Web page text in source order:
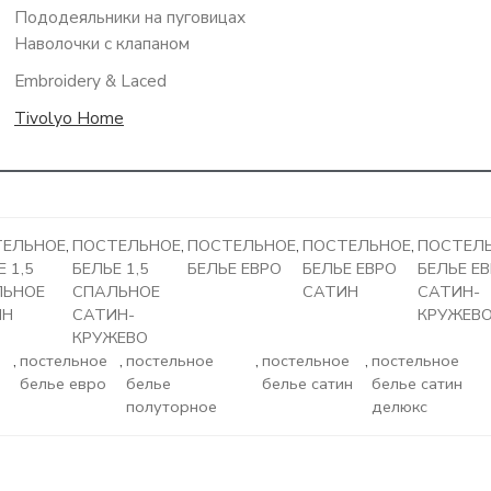
Пододеяльники на пуговицах
Наволочки с клапаном
Embroidery & Laced
Tivolyo Home
1,5
, ПОСТЕЛЬНОЕ
БЕЛЬЕ 1,5
СПАЛЬНОЕ
САТИН-
КРУЖЕВО
, ПОСТЕЛЬНОЕ
БЕЛЬЕ ЕВРО
, ПОСТЕЛЬНОЕ
БЕЛЬЕ ЕВРО
САТИН
,
БЕЛЬЕ
САТИН-
, постельное
белье евро
, постельное
белье
полуторное
, постельное
белье сатин
, постельное
белье сатин
делюкс